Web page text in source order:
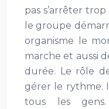
pas s’arrêter
le groupe
organisme le
marche et aussi
durée. Le rôle
gérer le rythme.
tous les